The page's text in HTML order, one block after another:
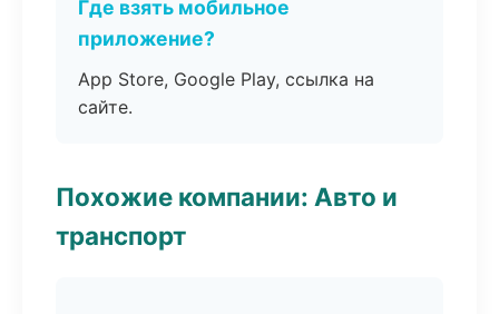
Где взять мобильное
приложение?
App Store, Google Play, ссылка на
сайте.
Похожие компании: Авто и
транспорт